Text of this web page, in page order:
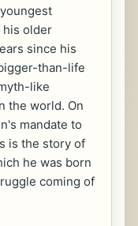
his older
since his
than-life
like
the world. On
mandate to
is the story of
he was born
coming of